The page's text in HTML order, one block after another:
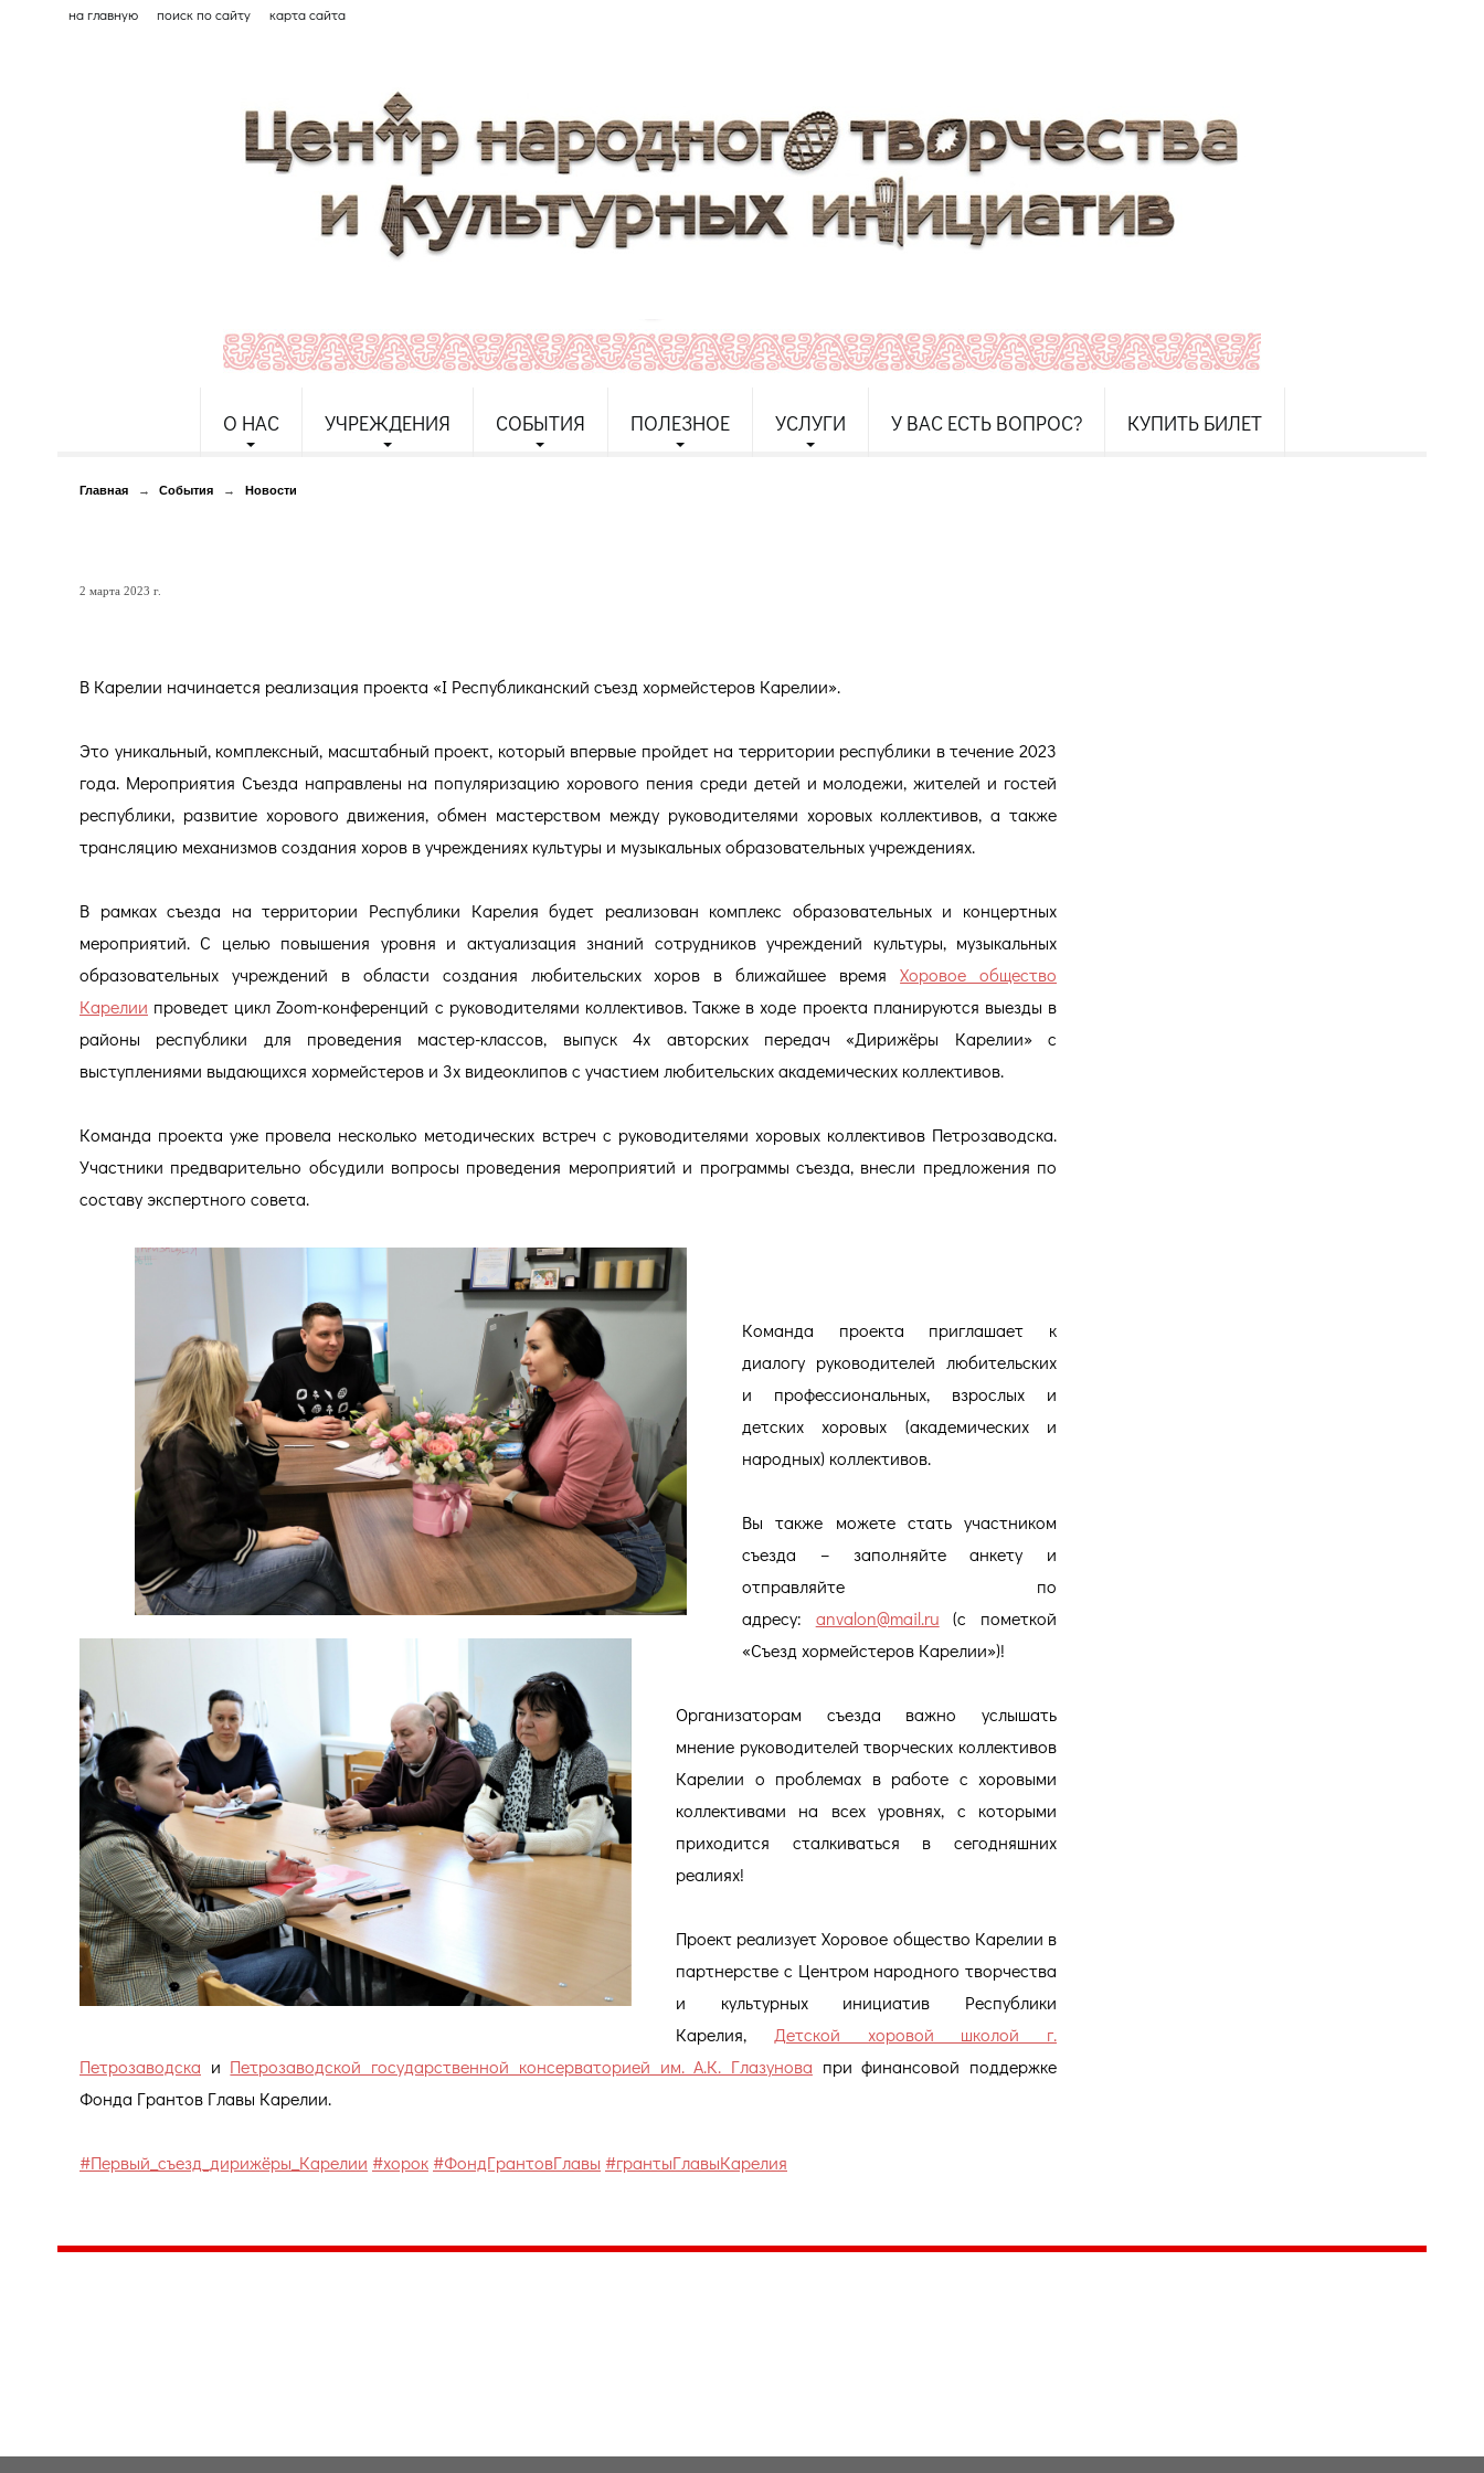
на главную поиск по сайту карта сайта
О НАС УЧРЕЖДЕНИЯ СОБЫТИЯ ПОЛЕЗНОЕ УСЛУГИ У ВАС ЕСТЬ ВОПРОС? КУПИТЬ БИЛЕТ
Главная → События → Новости
2 марта 2023 г.
В Карелии начинается реализация проекта «I Республиканский съезд хормейстеров Карелии».
Это уникальный, комплексный, масштабный проект, который впервые пройдет на территории республики в течение 2023
года. Мероприятия Съезда направлены на популяризацию хорового пения среди детей и молодежи, жителей и гостей
республики, развитие хорового движения, обмен мастерством между руководителями хоровых коллективов, а также
трансляцию механизмов создания хоров в учреждениях культуры и музыкальных образовательных учреждениях.
В рамках съезда на территории Республики Карелия будет реализован комплекс образовательных и концертных
мероприятий. С целью повышения уровня и актуализация знаний сотрудников учреждений культуры, музыкальных
образовательных учреждений в области создания любительских хоров в ближайшее времяХоровое общество
Карелии проведет цикл Zoom-конференций с руководителями коллективов. Также в ходе проекта планируются выезды в
районы республики для проведения мастер-классов, выпуск 4х авторских передач «Дирижёры Карелии» с
выступлениями выдающихся хормейстеров и 3х видеоклипов с участием любительских академических коллективов.
Команда проекта уже провела несколько методических встреч с руководителями хоровых коллективов Петрозаводска.
Участники предварительно обсудили вопросы проведения мероприятий и программы съезда, внесли предложения по
составу экспертного совета.
Команда проекта приглашает к
диалогу руководителей любительских
и профессиональных, взрослых и
детских хоровых (академических и
народных) коллективов.
Вы также можете стать участником
съезда – заполняйте анкету и
отправляйте по
адресу: anvalon@mail.ru (с пометкой
«Съезд хормейстеров Карелии»)!
Организаторам съезда важно услышать
мнение руководителей творческих коллективов
Карелии о проблемах в работе с хоровыми
коллективами на всех уровнях, с которыми
приходится сталкиваться в сегодняшних
реалиях!
Проект реализует Хоровое общество Карелии в
партнерстве с Центром народного творчества
и культурных инициатив Республики
Карелия, Детской хоровой школой г.
Петрозаводска и Петрозаводской государственной консерваторией им. А.К. Глазунова при финансовой поддержке
Фонда Грантов Главы Карелии.
#Первый_съезд_дирижёры_Карелии #хорок #ФондГрантовГлавы #грантыГлавыКарелия